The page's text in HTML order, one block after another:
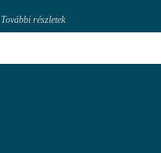
További részletek